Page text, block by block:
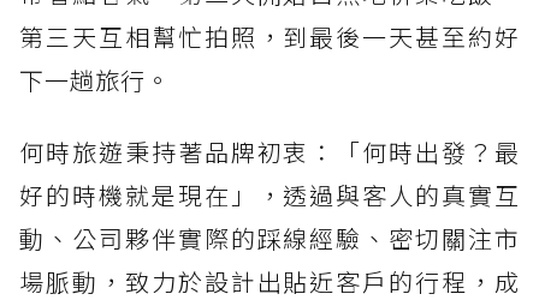
第三天互相幫忙拍照，到最後一天甚至約好
下一趟旅行。
何時旅遊秉持著品牌初衷：「何時出發？最
好的時機就是現在」，透過與客人的真實互
動、公司夥伴實際的踩線經驗、密切關注市
場脈動，致力於設計出貼近客戶的行程，成